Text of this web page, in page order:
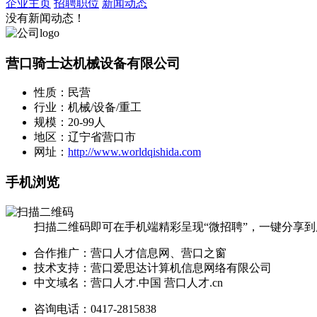
企业主页 招聘职位 新闻动态
没有新闻动态！
营口骑士达机械设备有限公司
性质：民营
行业：机械/设备/重工
规模：20-99人
地区：辽宁省营口市
网址： http://www.worldqishida.com
手机浏览
扫描二维码即可在手机端精彩呈现“微招聘”，一键分享到
合作推广：营口人才信息网、营口之窗
技术支持：营口爱思达计算机信息网络有限公司
中文域名：营口人才.中国 营口人才.cn
咨询电话：0417-2815838